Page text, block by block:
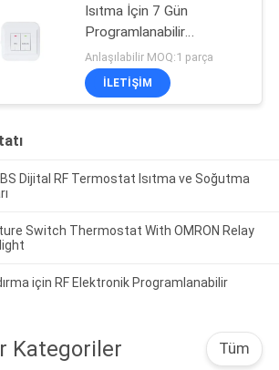
Isıtma İçin 7 Gün
Programlanabilir
Kablosuz Oda Termostatı
Anlaşılabilir MOQ:1 parça
İLETIŞIM
Dijital RF Termostat Isıtma ve Soğutma
Switch Thermostat With OMRON Relay
için RF Elektronik Programlanabilir
Kategoriler Tüm